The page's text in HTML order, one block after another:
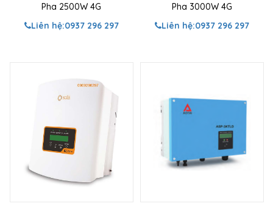
Pha 2500W 4G
Liên hệ:0937 296 297
Pha 3000W 4G
Liên hệ:0937 296 297